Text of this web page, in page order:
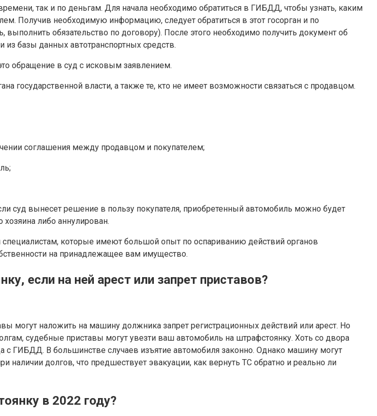
так и по деньгам. Для начала необходимо обратиться в ГИБДД, чтобы узнать, каким
Получив необходимую информацию, следует обратиться в этот госорган и по
обязательство по договору). После этого необходимо получить документ об
из базы данных автотранспортных средств.
обращение в суд с исковым заявлением.
государственной власти, а также те, кто не имеет возможности связаться с продавцом.
соглашения между продавцом и покупателем;
суд вынесет решение в пользу покупателя, приобретенный автомобиль можно будет
либо аннулирован.
которые имеют большой опыт по оспариванию действий органов
на принадлежащее вам имущество.
если на ней арест или запрет приставов?
могут наложить на машину должника запрет регистрационных действий или арест. Но
судебные приставы могут увезти ваш автомобиль на штрафстоянку. Хоть со двора
ГИБДД. В большинстве случаев изъятие автомобиля законно. Однако машину могут
наличии долгов, что предшествует эвакуации, как вернуть ТС обратно и реально ли
в 2022 году?